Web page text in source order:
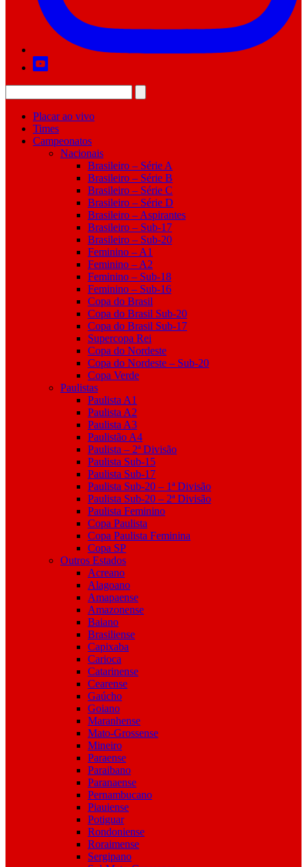
Placar ao vivo
Times
Campeonatos
Nacionais
Brasileiro – Série A
Brasileiro – Série B
Brasileiro – Série C
Brasileiro – Série D
Brasileiro – Aspirantes
Brasileiro – Sub-17
Brasileiro – Sub-20
Feminino – A1
Feminino – A2
Feminino – Sub-18
Feminino – Sub-16
Copa do Brasil
Copa do Brasil Sub-20
Copa do Brasil Sub-17
Supercopa Rei
Copa do Nordeste
Copa do Nordeste – Sub-20
Copa Verde
Paulistas
Paulista A1
Paulista A2
Paulista A3
Paulistão A4
Paulista – 2ª Divisão
Paulista Sub-15
Paulista Sub-17
Paulista Sub-20 – 1ª Divisão
Paulista Sub-20 – 2ª Divisão
Paulista Feminino
Copa Paulista
Copa Paulista Feminina
Copa SP
Outros Estados
Acreano
Alagoano
Amapaense
Amazonense
Baiano
Brasiliense
Capixaba
Carioca
Catarinense
Cearense
Gaúcho
Goiano
Maranhense
Mato-Grossense
Mineiro
Paraense
Paraibano
Paranaense
Pernambucano
Piauiense
Potiguar
Rondoniense
Roraimense
Sergipano